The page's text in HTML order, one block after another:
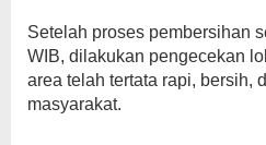
Setelah proses pembersihan
WIB, dilakukan pengecekan
area telah tertata rapi, bersih,
masyarakat.